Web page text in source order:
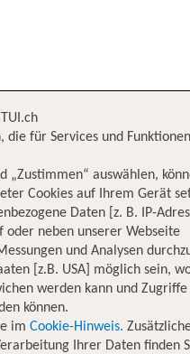
die für Services und
„Zustimmen“ auswählen,
Cookies auf Ihrem Gerät
Daten [z. B. IP-
oder neben unserer Webseite
und Analysen
[z.B. USA] möglich sein,
werden kann und Zugriffe
können.
im Cookie-Hinweis.
Ihrer Daten finden